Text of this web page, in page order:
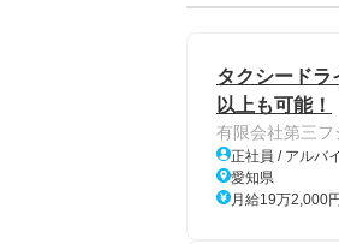
タクシードラ
以上も可能！
有限会社第三フ
正社員 / アルバ
愛知県
月給19万2,000円